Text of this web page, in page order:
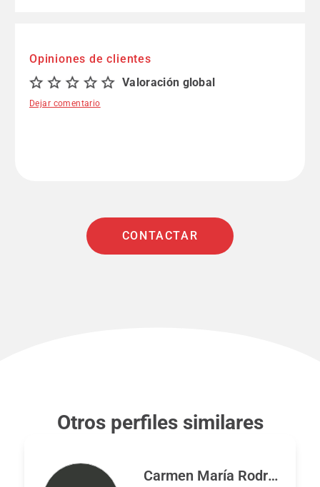
Opiniones de clientes
Valoración global
Dejar comentario
CONTACTAR
Otros perfiles similares
Carmen María Rodríguez Lavela